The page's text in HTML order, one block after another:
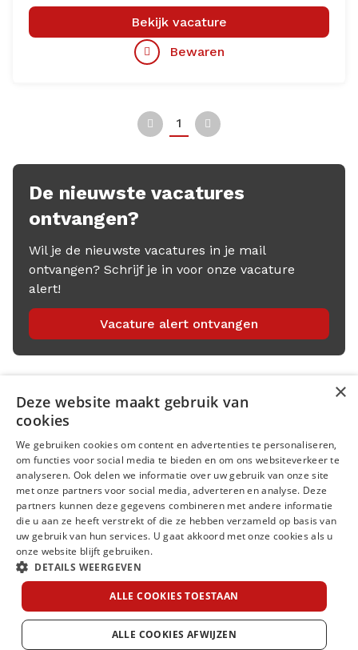
Bekijk vacature
Bewaren
Vorige
1
De nieuwste vacatures
ontvangen?
Wil je de nieuwste vacatures in je mail
ontvangen? Schrijf je in voor onze vacature
alert!
Vacature alert ontvangen
Menu
Kantoren
Open sollicitatie
Volg ons op
Privacy statement
© RED Recruitment 2022
×
Deze website maakt gebruik van
cookies
We gebruiken cookies om content en advertenties te personaliseren,
om functies voor social media te bieden en om ons websiteverkeer te
analyseren. Ook delen we informatie over uw gebruik van onze site
met onze partners voor social media, adverteren en analyse. Deze
partners kunnen deze gegevens combineren met andere informatie
die u aan ze heeft verstrekt of die ze hebben verzameld op basis van
uw gebruik van hun services. U gaat akkoord met onze cookies als u
onze website blijft gebruiken.
DETAILS WEERGEVEN
ALLE COOKIES TOESTAAN
ALLE COOKIES AFWIJZEN